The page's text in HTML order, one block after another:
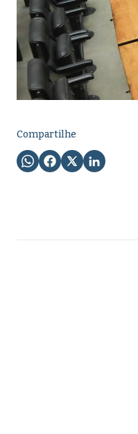
Compartilhe